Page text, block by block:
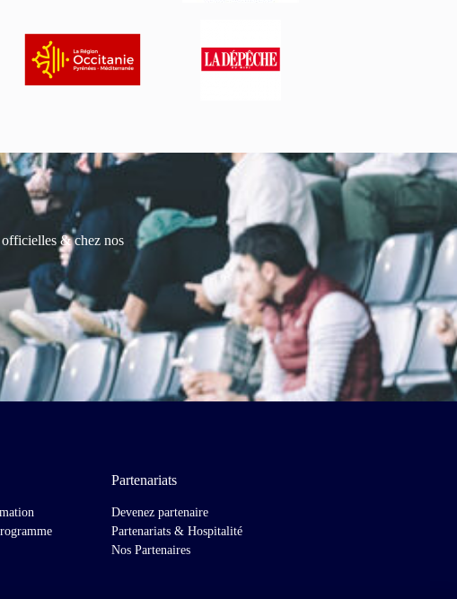
& chez nos
Partenariats
Devenez partenaire
Partenariats & Hospitalité
Nos Partenaires